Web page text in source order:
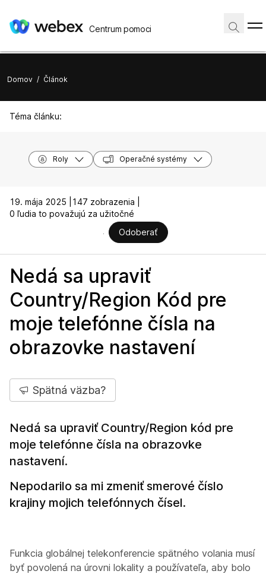
Centrum pomoci
Domov / Článok
Téma článku:
Roly Operačné systémy
19. mája 2025 |
147 zobrazenia |
0 ľudia to považujú za užitočné
Odoberať
Nedá sa upraviť
Country/Region Kód pre
moje telefónne čísla na
obrazovke nastavení
Spätná väzba?
Nedá sa upraviť Country/Region kód pre
moje telefónne čísla na obrazovke
nastavení.
Nepodarilo sa mi zmeniť smerové číslo
krajiny mojich telefónnych čísel.
Funkcia globálnej telekonferencie spätného volania musí
byť povolená na úrovni lokality a používateľa, aby bolo